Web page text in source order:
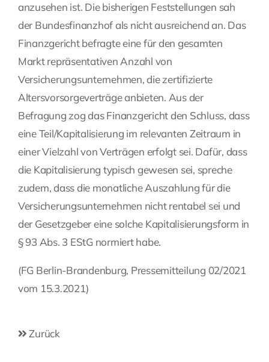
anzusehen ist. Die bisherigen Feststellungen sah
der Bundesfinanzhof als nicht ausreichend an. Das
Finanzgericht befragte eine für den gesamten
Markt repräsentativen Anzahl von
Versicherungsunternehmen, die zertifizierte
Altersvorsorgeverträge anbieten. Aus der
Befragung zog das Finanzgericht den Schluss, dass
eine Teil/Kapitalisierung im relevanten Zeitraum in
einer Vielzahl von Verträgen erfolgt sei. Dafür, dass
die Kapitalisierung typisch gewesen sei, spreche
zudem, dass die monatliche Auszahlung für die
Versicherungsunternehmen nicht rentabel sei und
der Gesetzgeber eine solche Kapitalisierungsform in
§ 93 Abs. 3 EStG normiert habe.
(FG Berlin-Brandenburg, Pressemitteilung 02/2021
vom 15.3.2021)
Zurück